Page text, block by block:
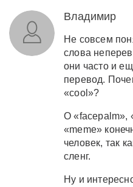
Владимир
Не совсем
слова
они часто и
перевод.
«cool»?
О «facepalm»,
«meme»
человек, так
сленг.
Ну и